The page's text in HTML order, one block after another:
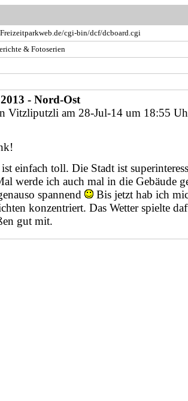
cgi-bin/dcf/dcboard.cgi
& Fotoserien
- Nord-Ost
Vitzliputzli am 28-Jul-14 um 18:55
einfach toll. Die Stadt ist
werde ich auch mal in die Gebäude
spannend
Bis jetzt hab ich
konzentriert. Das Wetter spielte
gut mit.